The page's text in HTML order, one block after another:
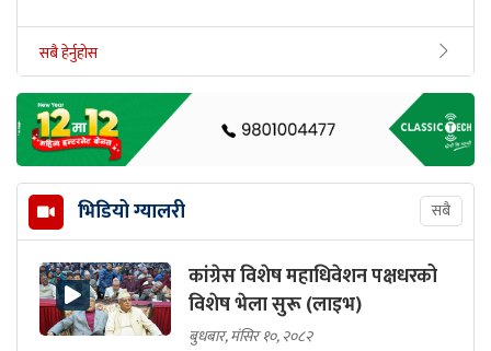
सबै हेर्नुहोस
भिडियो ग्यालरी सबै
कांग्रेस विशेष महाधिवेशन पक्षधरको
विशेष भेला सुरू (लाइभ)
बुधबार, मंसिर १०, २०८२